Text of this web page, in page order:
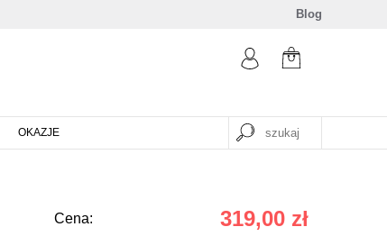
Blog
OKAZJE
Cena: 319,00 zł